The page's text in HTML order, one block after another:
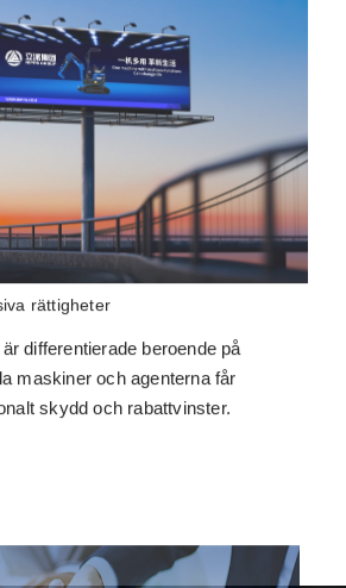
skydd och rabattvinster.
tillväxt
toppåterförsäljare inbjudna att